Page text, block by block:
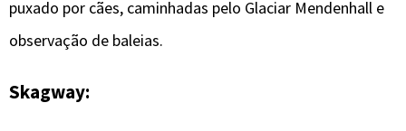
puxado por cães, caminhadas pelo Glaciar Mendenhall e
observação de baleias.
Skagway: